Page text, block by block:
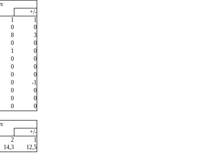
+/-
1
1
0
0
8
3
0
0
1
0
0
0
0
0
0
0
0
-1
0
0
0
0
0
0
+/-
2
1
14,3
12,5